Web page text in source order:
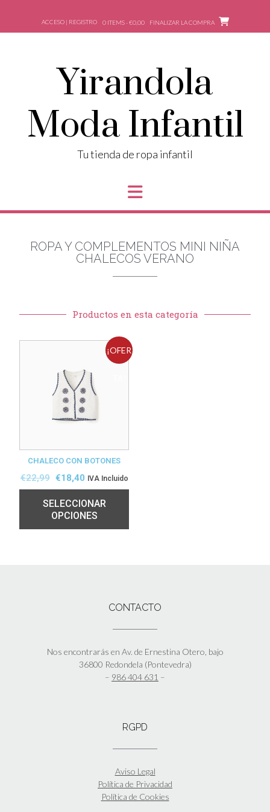
ACCESO | REGISTRO 0 ITEMS - €0,00 FINALIZAR LA COMPRA
Yirandola
Moda Infantil
Tu tienda de ropa infantil
ROPA Y COMPLEMENTOS MINI NIÑA
CHALECOS VERANO
Productos en esta categoría
¡OFER
CHALECO CON BOTONES
€22,99 €18,40 IVA Incluido
SELECCIONAR
OPCIONES
CONTACTO
Nos encontrarás en Av. de Ernestina Otero, bajo
36800 Redondela (Pontevedra)
– 986 404 631 –
RGPD
Aviso Legal
Política de Privacidad
Política de Cookies